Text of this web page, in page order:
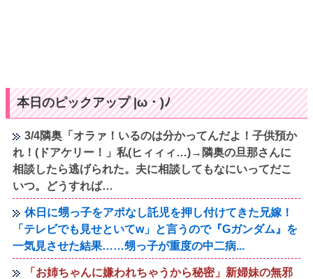
本日のピックアップ |ω・)ﾉ
3/4隣奥「オラァ！いるのは分かってんだよ！子供預か
れ！(ドアケリー！」私(ヒィィィ…)→隣奥の旦那さんに
相談したら逃げられた。夫に相談してもなにいってだこ
いつ。どうすれば…
休日に甥っ子をアポなし託児を押し付けてきた兄嫁！
「テレビでも見せといてw」と言うので『Gガンダム』を
一気見させた結果……甥っ子が重度の中二病...
「お姉ちゃんに嫌われちゃうから秘密」新婦妹の無邪